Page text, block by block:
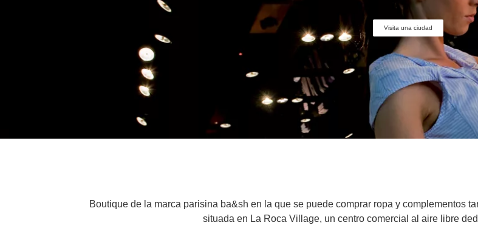
Visita una ciudad
Boutique de la marca parisina ba&sh en la que se puede comprar ropa y complementos
situada en La Roca Village, un centro comercial al aire libre